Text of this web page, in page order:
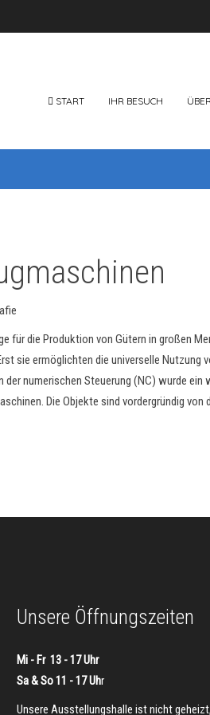
START IHR BESUCH
für die Produktion von Gütern in großen
sie ermöglichten die universelle
numerischen Steuerung (NC) wurde
Die Objekte sind vordergründig
Unsere Öffnungszeiten
Mi - Fr 13 - 17 Uhr
Sa & So 11 - 17 Uhr
Unsere Ausstellungshalle ist nicht